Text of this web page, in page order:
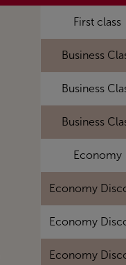
First class
Business
Business
Business
Economy
Economy
Economy
Economy